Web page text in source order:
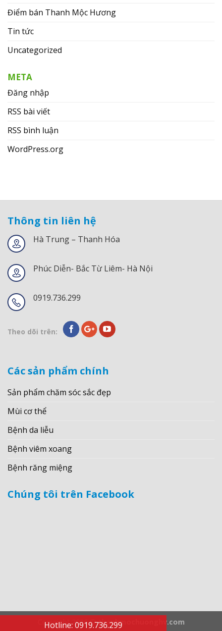
Điểm bán Thanh Mộc Hương
Tin tức
Uncategorized
META
Đăng nhập
RSS bài viết
RSS bình luận
WordPress.org
Hotline: 0919.736.299
Thông tin liên hệ
Hà Trung – Thanh Hóa
Phúc Diễn- Bắc Từ Liêm- Hà Nội
0919.736.299
Theo dõi trên:
Các sản phẩm chính
Sản phẩm chăm sóc sắc đẹp
Mùi cơ thể
Bệnh da liễu
Bệnh viêm xoang
Bệnh răng miệng
Chúng tôi trên Facebook
Copyright 2026 ©thanhmochuonghv.com